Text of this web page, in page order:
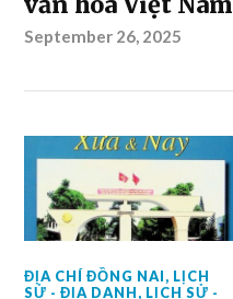
September 26, 2025
ĐỊA CHÍ ĐỒNG NAI, LỊCH
SỬ - ĐỊA DANH, LỊCH SỬ -